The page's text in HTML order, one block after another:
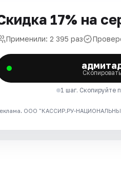
17% на
Применили: 2 395 раз
1 шаг. Скопируйте
ООО "КАССИР.РУ-